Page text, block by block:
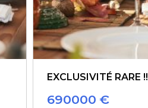
EXCLUSIVITÉ RARE !!
690000 €